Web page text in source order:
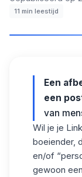
11 min leestijd
Een
een
van
Wil je je
boeiender,
en/of
gewoon